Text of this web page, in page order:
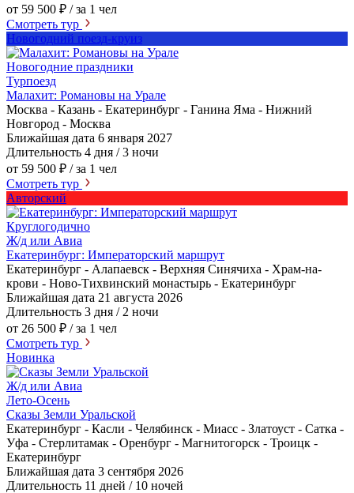
от 59 500 ₽ / за 1 чел
Смотреть тур
Новогодний поезд-круиз
Новогодние праздники
Турпоезд
Малахит: Романовы на Урале
Москва - Казань - Екатеринбург - Ганина Яма - Нижний
Новгород - Москва
Ближайшая дата 6 января 2027
Длительность 4 дня / 3 ночи
от 59 500 ₽ / за 1 чел
Смотреть тур
Авторский
Круглогодично
Ж/д или Авиа
Екатеринбург: Императорский маршрут
Екатеринбург - Алапаевск - Верхняя Синячиха - Храм-на-
крови - Ново-Тихвинский монастырь - Екатеринбург
Ближайшая дата 21 августа 2026
Длительность 3 дня / 2 ночи
от 26 500 ₽ / за 1 чел
Смотреть тур
Новинка
Ж/д или Авиа
Лето-Осень
Сказы Земли Уральской
Екатеринбург - Касли - Челябинск - Миасс - Златоуст - Сатка -
Уфа - Стерлитамак - Оренбург - Магнитогорск - Троицк -
Екатеринбург
Ближайшая дата 3 сентября 2026
Длительность 11 дней / 10 ночей